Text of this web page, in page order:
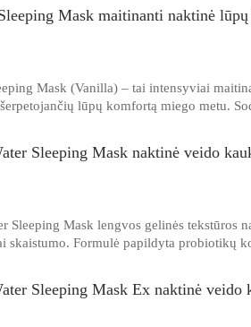
Mask maitinanti naktinė
Mask (Vanilla) – tai intensyviai
lūpų komfortą miego metu.
Sleeping Mask naktinė veido
Sleeping Mask lengvos gelinės tekstūros
skaistumo. Formulė papildyta probiotikų
Sleeping Mask Ex naktinė veido